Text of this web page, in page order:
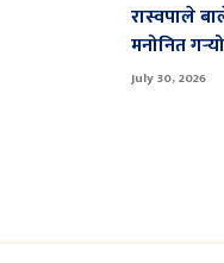
रास्वपाले
मनोनित गर्‍यो
July 30, 2026